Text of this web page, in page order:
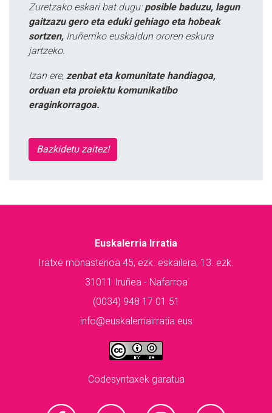
Zuretzako eskari bat dugu: posible baduzu, lagun
gaitzazu gero eta eduki gehiago eta hobeak
sortzen, Iruñerriko euskaldun ororen eskura
jartzeko.
Izan ere, zenbat eta komunitate handiagoa,
orduan eta proiektu komunikatibo
eraginkorragoa.
Bazkidetu zaitez!
Euskalerria Irratia
Iratxe monasterioa 45, ezk. eskailera, 13. ezk.
31011 Iruñea - Nafarroa
(0034) 948 17 01 51
info@euskalerriairratia.eus
Codesyntaxek garatua